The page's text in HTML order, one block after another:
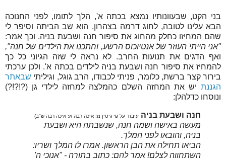
בני הקט, שבעוונותיו נמצא בכתה א', הלך לתומו, לפני החנוכה
הבא עלינו לטובה, לחוג דרמה בצהרון. הוא שב הביתה וסיפר לי
שהם המחיזו כחלק מהחוג את סיפור חנה ושבעת בניה. וכך אמר:
"אני הייתי העוזר של אנטיוכוס הרשע, וחתכנו את הילדים של חנה",
ואף הדגים את תנועות החרב. לא נראה לי שזה הגיוני כל כך
להמחיז את סיפור חנה ושבעת בניה לילדים בכתה א'. ולכן ערכתי
בירור קצר ברשת, כלומר, פניתי לכבודו, הרב גוגל, וגיליתי שבאתר
הגננת יש את המחזה השלם כהמלצה למחזה לילדי גן (?!?!?)
ונוסחו כדלהלן:
חנה ושבעת בניה עיבוד על פי גיטין נז; איכה רבה א; איכה רבה ש"ב)
מעשה באישה ושמה חנה, שנשבתה היא ושבעת
בניה, והובאו לפני המלך.
הביאו תחילה את הבן הראשון.אמרו לו המלך ושריו:
השתחווה לצלם!אמר להם: כתוב בתורה - "אנוכי ה'